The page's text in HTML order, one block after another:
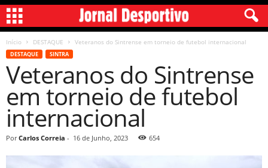
Início DESTAQUE Veteranos do Sintrense em torneio de futebol internacional
DESTAQUE SINTRA
Veteranos do Sintrense
em torneio de futebol
internacional
Por Carlos Correia - 16 de Junho, 2023 654